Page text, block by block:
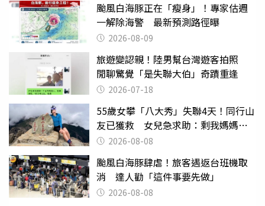
颱風白海豚正在「瘦身」！專家估週
一解除海警 最新預測路徑曝
2026-08-09
旅遊變認親！陸男幫台灣遊客拍照
閒聊驚覺「是失聯大伯」奇蹟重逢
2026-07-18
55歲女攀「八大秀」失聯4天！同行山
友已獲救 女兒急求助：剩我媽媽還
沒找到
2026-08-08
颱風白海豚肆虐！旅客遇返台班機取
消 達人勸「這件事要先做」
2026-08-08